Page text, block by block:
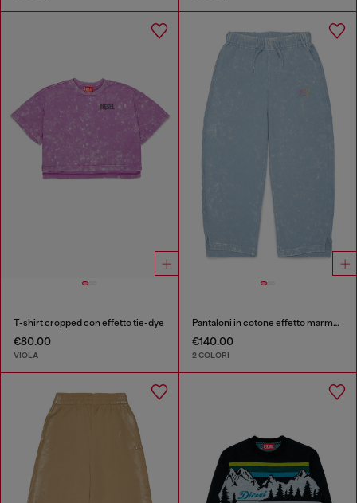
T-shirt cropped con effetto tie-dye
€80.00
VIOLA
Pantaloni in cotone effetto marmorizzato
€140.00
2 COLORI